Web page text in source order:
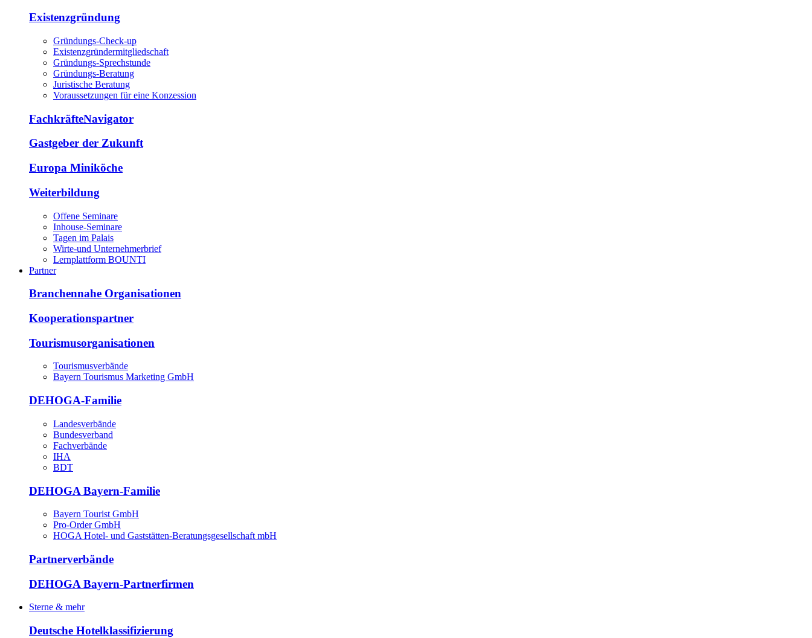
Existenzgründung
Gründungs-Check-up
Existenzgründermitgliedschaft
Gründungs-Sprechstunde
Gründungs-Beratung
Juristische Beratung
Voraussetzungen für eine Konzession
FachkräfteNavigator
Gastgeber der Zukunft
Europa Miniköche
Weiterbildung
Offene Seminare
Inhouse-Seminare
Tagen im Palais
Wirte-und Unternehmerbrief
Lernplattform BOUNTI
Partner
Branchennahe Organisationen
Kooperationspartner
Tourismusorganisationen
Tourismusverbände
Bayern Tourismus Marketing GmbH
DEHOGA-Familie
Landesverbände
Bundesverband
Fachverbände
IHA
BDT
DEHOGA Bayern-Familie
Bayern Tourist GmbH
Pro-Order GmbH
HOGA Hotel- und Gaststätten-Beratungsgesellschaft mbH
Partnerverbände
DEHOGA Bayern-Partnerfirmen
Sterne & mehr
Deutsche Hotelklassifizierung